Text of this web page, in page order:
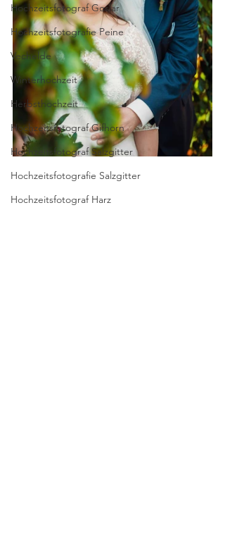
Hochzeitsfotograf Goslar
Hochzeitsfotografie Peine
Vechelde
Winterhochzeit
Herbsthochzeit
Hochzeitsfotograf Gifhorn
Hochzeitsfotograf Salzgitter
Hochzeitsfotografie Salzgitter
Hochzeitsfotograf Harz